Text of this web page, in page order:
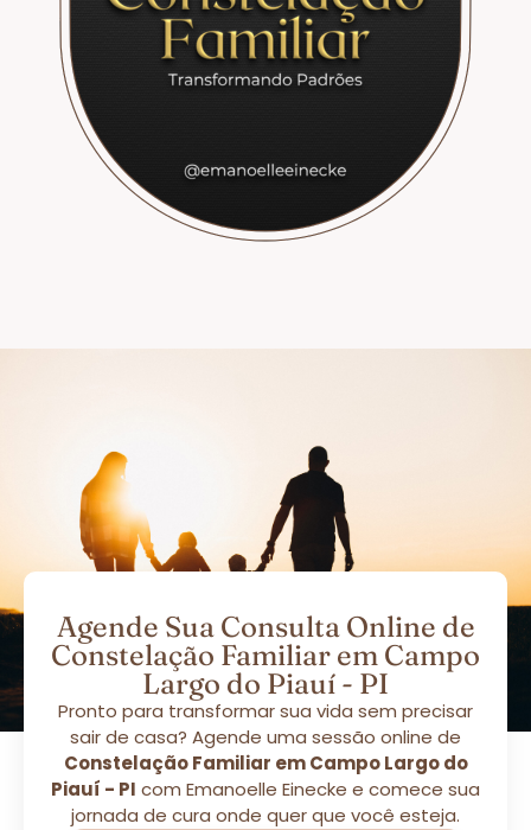
Agende Sua Consulta Online de
Constelação Familiar em Campo
Largo do Piauí - PI
Pronto para transformar sua vida sem precisar
sair de casa? Agende uma sessão online de
Constelação Familiar em Campo Largo do
Piauí - PI com Emanoelle Einecke e comece sua
jornada de cura onde quer que você esteja.